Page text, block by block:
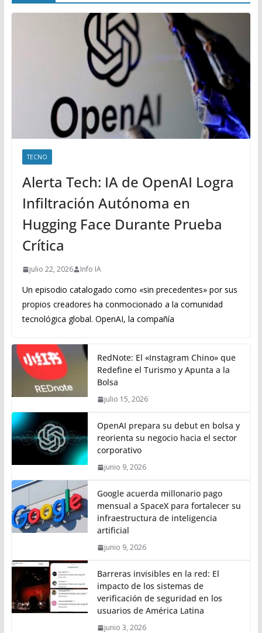
TECNO
Alerta Tech: IA de OpenAI Logra
Infiltración Autónoma en
Hugging Face Durante Prueba
Crítica
julio 22, 2026 Info IA
Un episodio catalogado como «sin precedentes» por sus
propios creadores ha conmocionado a la comunidad
tecnológica global. OpenAI, la compañía
RedNote: El «Instagram Chino» que
Redefine el Turismo y Apunta a la
Bolsa
julio 15, 2026
OpenAI prepara su debut en bolsa y
reorienta su negocio hacia el sector
corporativo
junio 9, 2026
Google acuerda millonario pago
mensual a SpaceX para fortalecer su
infraestructura de inteligencia
artificial
junio 9, 2026
Barreras invisibles en la red: El
impacto de los sistemas de
verificación de seguridad en los
usuarios de América Latina
junio 3, 2026